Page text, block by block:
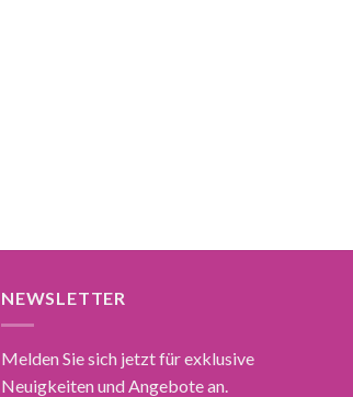
NEWSLETTER
Melden Sie sich jetzt für exklusive
Neuigkeiten und Angebote an.